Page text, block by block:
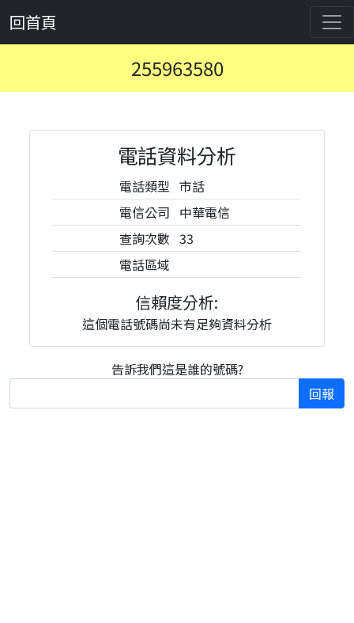
回首頁
255963580
電話資料分析
電話類型 市話
電信公司 中華電信
查詢次數 33
電話區域
信賴度分析:
這個電話號碼尚未有足夠資料分析
告訴我們這是誰的號碼?
回報